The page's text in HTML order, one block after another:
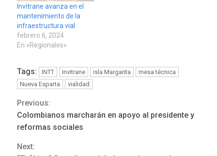
Invitrane avanza en el
mantenimiento de la
infraestructura vial
febrero 6, 2024
En «Regionales»
Tags: INTT Invitrane isla Margarita
mesa técnica
Nueva Esparta
vialidad
Continue
Reading
Previous:
Colombianos marcharán en apoyo al presidente y
reformas sociales
Next:
POLÍTICA
TITULARES